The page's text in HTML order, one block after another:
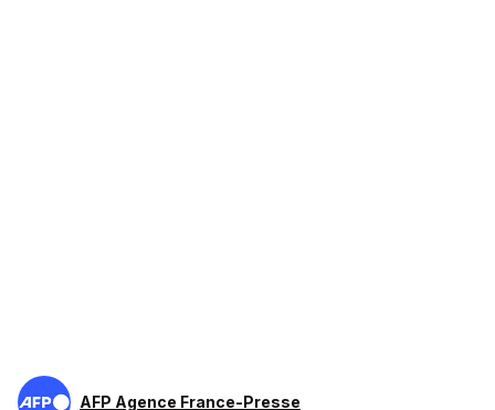
AFP Agence France-Presse